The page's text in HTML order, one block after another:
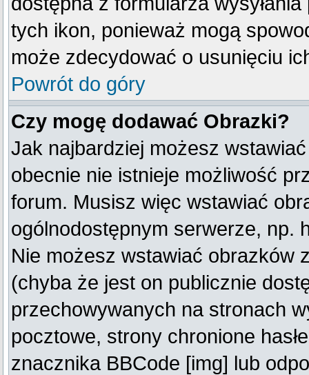
tych ikon, ponieważ mogą
może zdecydować o usunięciu
Powrót do góry
Czy mogę dodawać Obrazki?
Jak najbardziej możesz
obecnie nie istnieje możliwość
forum. Musisz więc wstawiać
ogólnodostępnym serwerze, np.
Nie możesz wstawiać obrazków
(chyba że jest on publicznie
przechowywanych na stronach
pocztowe, strony chronione
znacznika BBCode [img] lub